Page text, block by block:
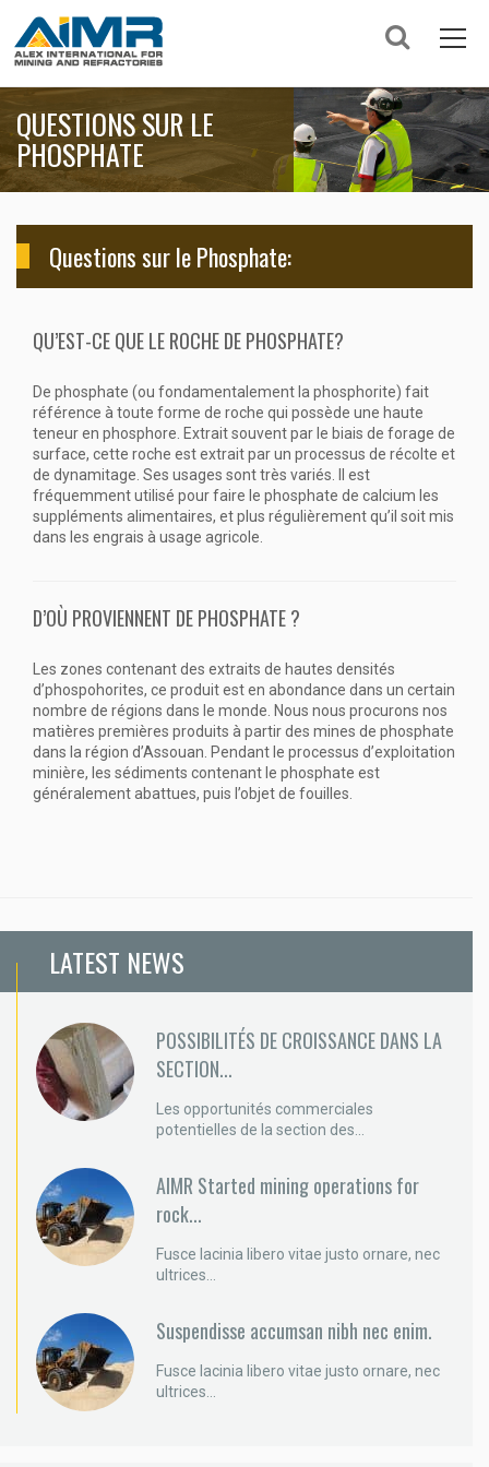
QUESTIONS SUR LE
PHOSPHATE
Questions sur le Phosphate:
QU’EST-CE QUE LE ROCHE DE PHOSPHATE?
De phosphate (ou fondamentalement la phosphorite) fait
référence à toute forme de roche qui possède une haute
teneur en phosphore. Extrait souvent par le biais de forage de
surface, cette roche est extrait par un processus de récolte et
de dynamitage. Ses usages sont très variés. Il est
fréquemment utilisé pour faire le phosphate de calcium les
suppléments alimentaires, et plus régulièrement qu’il soit mis
dans les engrais à usage agricole.
D’OÙ PROVIENNENT DE PHOSPHATE ?
Les zones contenant des extraits de hautes densités
d’phospohorites, ce produit est en abondance dans un certain
nombre de régions dans le monde. Nous nous procurons nos
matières premières produits à partir des mines de phosphate
dans la région d’Assouan. Pendant le processus d’exploitation
minière, les sédiments contenant le phosphate est
généralement abattues, puis l’objet de fouilles.
LATEST NEWS
POSSIBILITÉS DE CROISSANCE DANS LA
SECTION...
Les opportunités commerciales
potentielles de la section des...
AIMR Started mining operations for
rock...
Fusce lacinia libero vitae justo ornare, nec
ultrices...
Suspendisse accumsan nibh nec enim.
Fusce lacinia libero vitae justo ornare, nec
ultrices...